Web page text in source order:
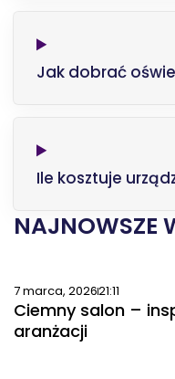
Jak dobrać
Ile kosztuje
NAJNOWSZE
7 marca, 202621:11
Ciemny salon –
aranżacji